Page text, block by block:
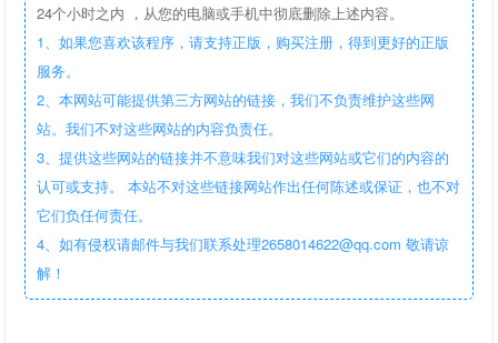
24个小时之内 ，从您的电脑或手机中彻底删除上述内容。
1、如果您喜欢该程序，请支持正版，购买注册，得到更好的正版
服务。
2、本网站可能提供第三方网站的链接，我们不负责维护这些网
站。我们不对这些网站的内容负责任。
3、提供这些网站的链接并不意味我们对这些网站或它们的内容的
认可或支持。 本站不对这些链接网站作出任何陈述或保证，也不对
它们负任何责任。
4、如有侵权请邮件与我们联系处理2658014622@qq.com 敬请谅
解！